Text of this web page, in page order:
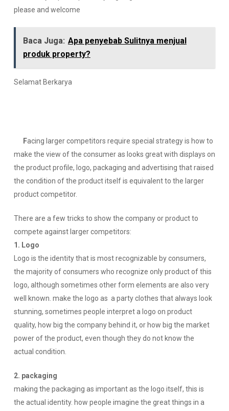
please and welcome
Baca Juga: Apa penyebab Sulitnya menjual
produk property?
Selamat Berkarya
Facing larger competitors require special strategy is how to
make the view of the consumer as looks great with displays on
the product profile, logo, packaging and advertising that raised
the condition of the product itself is equivalent to the larger
product competitor.
There are a few tricks to show the company or product to
compete against larger competitors:
1. Logo
Logo is the identity that is most recognizable by consumers,
the majority of consumers who recognize only product of this
logo, although sometimes other form elements are also very
well known. make the logo as a party clothes that always look
stunning, sometimes people interpret a logo on product
quality, how big the company behind it, or how big the market
power of the product, even though they do not know the
actual condition.
2. packaging
making the packaging as important as the logo itself, this is
the actual identity. how people imagine the great things in a